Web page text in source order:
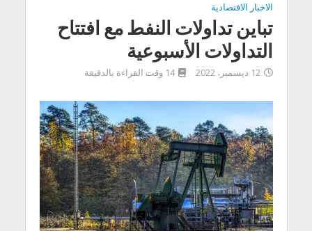
الاخبار الاقتصادية
تباين تداولات النفط مع افتتاح
التداولات الأسبوعية
12 ديسمبر، 2022 14 وقت القراءة بالدقيقة